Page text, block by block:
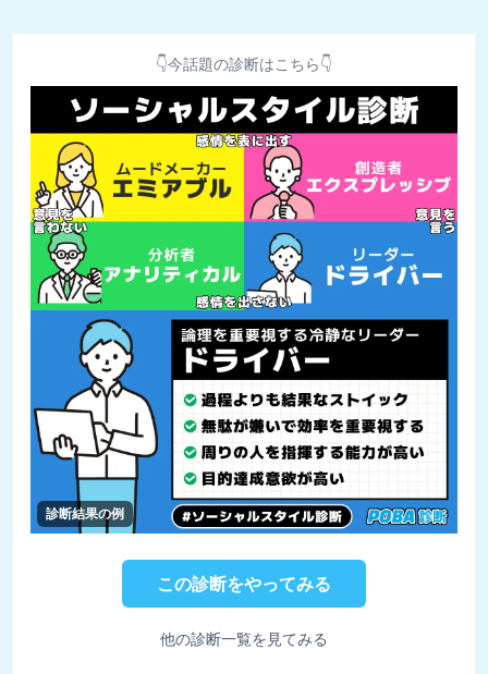
👇今話題の診断はこちら👇
診断結果の例
この診断をやってみる
他の診断一覧を見てみる